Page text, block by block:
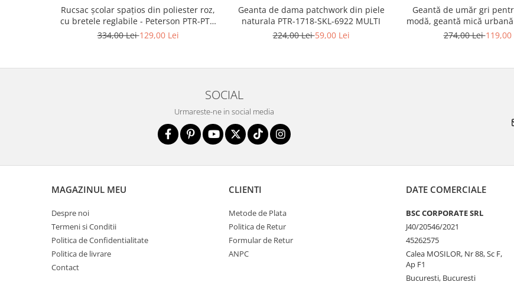
Rucsac școlar spațios din poliester roz,
cu bretele reglabile - Peterson PTR-PTN
8610-1327 PINK
334,00 Lei129,00 Lei
Geanta de dama patchwork din piele
naturala PTR-1718-SKL-6922 MULTI
224,00 Lei59,00 Lei
Geantă de umăr gri
modă, geantă mică
piele ecologică - Peterson
274,00 Lei119,00
SOCIAL
Urmareste-ne in social media
MAGAZINUL MEU
Despre noi
Termeni si Conditii
Politica de Confidentialitate
Politica de livrare
Contact
CLIENTI
Metode de Plata
Politica de Retur
Formular de Retur
ANPC
DATE COMERCIALE
BSC CORPORATE SRL
J40/20546/2021
45262575
Calea MOSILOR, Nr 88, Sc F,
Ap F1
Bucuresti, Bucuresti